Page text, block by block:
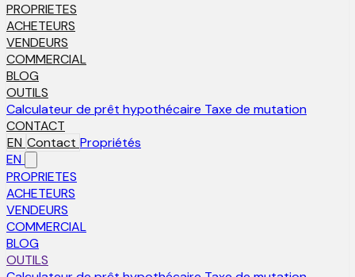
PROPRIETES
ACHETEURS
VENDEURS
COMMERCIAL
BLOG
OUTILS
Calculateur de prêt hypothécaire Taxe de mutation
CONTACT
EN Contact Propriétés
EN
PROPRIETES
ACHETEURS
VENDEURS
COMMERCIAL
BLOG
OUTILS